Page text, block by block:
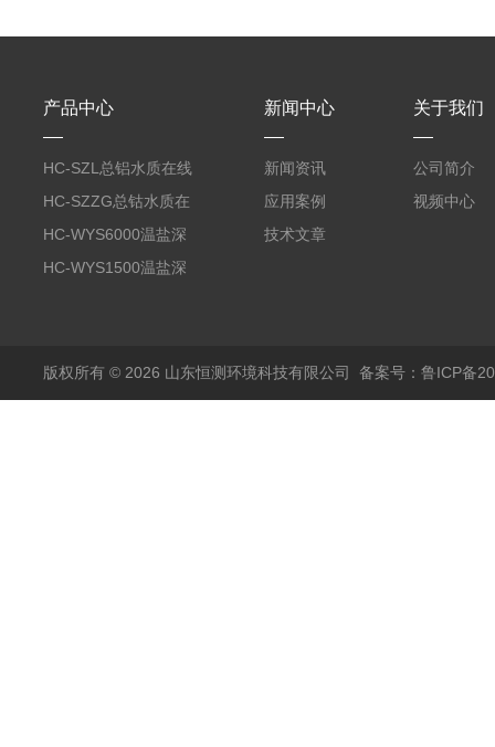
产品中心
HC-SZL总铝水质在线
分析仪
HC-SZZG总钴水质在
线分析仪
HC-WYS6000温盐深
分析仪
HC-WYS1500温盐深
新闻中心
新闻资讯
应用案例
技术文章
关于我们
公司简介
视频中心
版权所有 © 2026 山东恒测环境科技有限公司 备案号：鲁ICP备